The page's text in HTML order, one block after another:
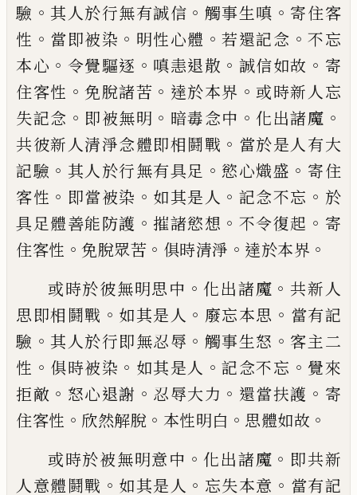
驗 。其人於行無有誠信 。 觸事生嗔 。 寄住客
性 。 當即被染 。 明性心體 。若還記念 。不忘
本心 。 令覺驅逐 。 嗔恚退散 。 誠信如故 。 寄
住客性 。免脫諸苦 。 達於本界 。 或時新人忘
失記念 。 即被無明 。 暗毒念中 。化出諸魔 。
共彼新人清淨念體即相鬪戰 。 當於是人有大
記驗 。 其人於行無有具足 。慾心熾盛 。 寄住
客性 。 即當被染 。 如其是人 。 記念不忘 。 於
具足體善能防護 。 摧諸慾想 。 不令復起 。 寄
住客性 。 免脫眾苦 。 俱時清淨 。 達於本界 。
或時於彼無明思中 。化出諸魔 。共新人
思即相鬪戰 。 如其是人 。 廢忘本思 。 當有記
驗 。其人於行即無忍辱 。 觸事生怒 。 客主二
性 。 俱時被染 。 如其是人 。記念不忘 。 覺來
拒敵 。 怒心退謝 。 忍辱大力 。 還當扶護 。 寄
住客性 。 欣然解脫 。 本性明白 。 思體如故 。
或時於被無明意中 。化出諸魔 。 即共新
人意體鬪戰 。 如其是人 。 忘失本意 。 當有記